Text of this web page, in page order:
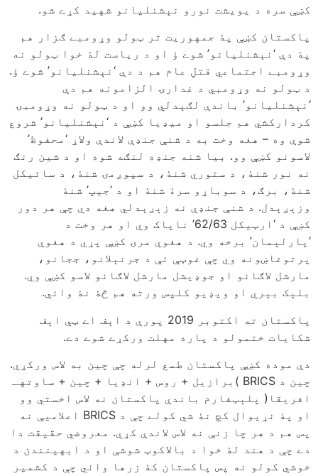
کښې سره د یویشت نورو نېشنلیانو شهید کړے شو.
پاکستان کښې پۀ جمهوریت تر ټولو وړومبے ګزار هم
پۀ دې ‘نېشنلیانو’ شوے ؤ او د ریاست لۀ خوا ټولو نه
وړومبے اجتماعي قتلِ عام هم د دې ‘نېشنلیانو’ شوے ؤ.
د ټولو نه وړومبي د غدارۍ الزامونه هم دې
‘نېشنلیانو’ باندې لګېدلي وو او د ټولو نه وړومبۍ
کردارکشي هم جلسو او میډیا کښې د ‘نېشنلیانو’ شروع
شوې وه – هغه وخت به د شنې جنډې لاندې ولاړ ‘محفوظ’
لاسونو کښې وو. بیا شنه جنډه لنګه شوه او د شین رنګ
نه نور شنۀ، د ستوري شنۀ، د سپوږمۍ شنۀ، د سائیکل
شنۀ، برګ، د سوباړو سرۀ شنۀ او د ‘جیپ’ شنۀ
وزېږېدل. د شنې جنډې نه زېږېدلي هغه دي چې هر دور
کښې د ‘ارټیکل 62/63’ ناپاک وي او هر وخت د
‘پارلېمان’ برخه وي. د هغوي مرۍ کښې پړي د هغوي
پرتوغاښونه وي چې غوټې ئې د جرنېلانو، ججانو،
مارشل لاګانو او جوډیشل مارشل لاګانو لاسو کښې وي.
بلېک بېري او ویډیو کلپس ورته هم څۀ نۀ وائي.
پاکستان ته اکتوبر 2019 پورې د اېف اے ټي اېف
شکایات ختمولو د پاره مهلت ورکړے شوے دے.
دې موده کښې پاکستان طمع لرله چې چین به لاس ورکړي.
چین د BRICS )برازیل + روس + انډیا + چین + ساوتهـ
افریقا( پلېټفارم باندې پاکستان نه لاس اخستي وو
او پۀ نړیوال کچ نۀ شي کولے چې د BRICS اعلاميې نه
پس هم د هر چا زنې نه لاس لاندې کړي. معروضي حقیقت دا
دے چې د هند لۀ خوا د بالاکوټ شوشې او د ابهينندن د
خوشي کولو نه پس پاکستان کۀ زرها وائي چې د کشمیر